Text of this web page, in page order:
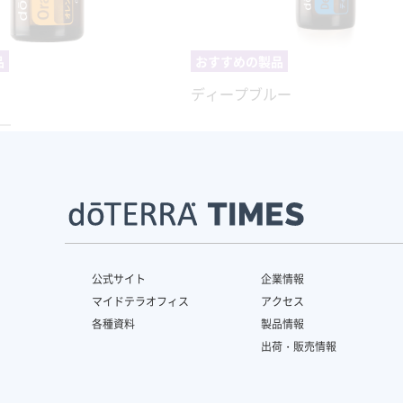
ディープブルー
公式サイト
マイドテラオフィス
各種資料
企業情報
アクセス
製品情報
出荷・販売情報